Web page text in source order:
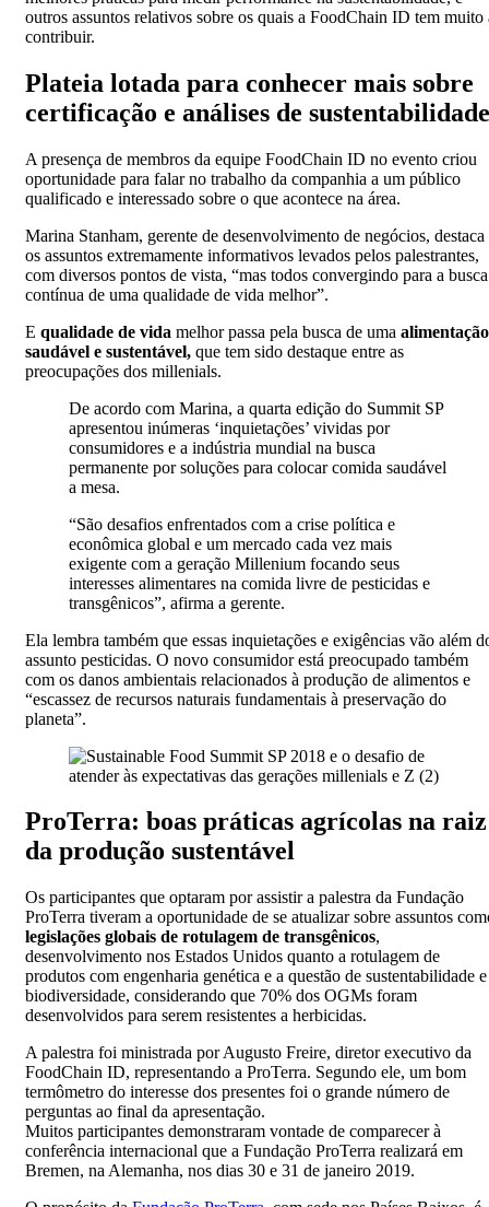
outros assuntos relativos sobre os quais a FoodChain ID tem muito
contribuir.
Plateia lotada para conhecer mais sobre
certificação e análises de sustentabilidade
A presença de membros da equipe FoodChain ID no evento criou
oportunidade para falar no trabalho da companhia a um público
qualificado e interessado sobre o que acontece na área.
Marina Stanham, gerente de desenvolvimento de negócios, destaca
os assuntos extremamente informativos levados pelos palestrantes,
com diversos pontos de vista, “mas todos convergindo para a busca
contínua de uma qualidade de vida melhor”.
E qualidade de vida melhor passa pela busca de uma alimentação
saudável e sustentável, que tem sido destaque entre as
preocupações dos millenials.
De acordo com Marina, a quarta edição do Summit SP
apresentou inúmeras ‘inquietações’ vividas por
consumidores e a indústria mundial na busca
permanente por soluções para colocar comida saudável
a mesa.
“São desafios enfrentados com a crise política e
econômica global e um mercado cada vez mais
exigente com a geração Millenium focando seus
interesses alimentares na comida livre de pesticidas e
transgênicos”, afirma a gerente.
Ela lembra também que essas inquietações e exigências vão além
assunto pesticidas. O novo consumidor está preocupado também
com os danos ambientais relacionados à produção de alimentos e
“escassez de recursos naturais fundamentais à preservação do
planeta”.
ProTerra: boas práticas agrícolas na raiz
da produção sustentável
Os participantes que optaram por assistir a palestra da Fundação
ProTerra tiveram a oportunidade de se atualizar sobre assuntos
legislações globais de rotulagem de transgênicos,
desenvolvimento nos Estados Unidos quanto a rotulagem de
produtos com engenharia genética e a questão de sustentabilidade e
biodiversidade, considerando que 70% dos OGMs foram
desenvolvidos para serem resistentes a herbicidas.
A palestra foi ministrada por Augusto Freire, diretor executivo da
FoodChain ID, representando a ProTerra. Segundo ele, um bom
termômetro do interesse dos presentes foi o grande número de
perguntas ao final da apresentação.
Muitos participantes demonstraram vontade de comparecer à
conferência internacional que a Fundação ProTerra realizará em
Bremen, na Alemanha, nos dias 30 e 31 de janeiro 2019.